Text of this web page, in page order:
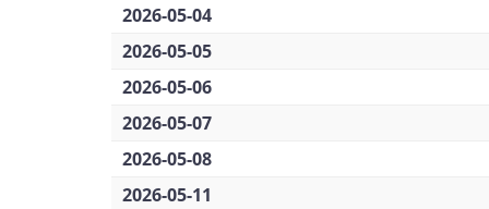
2026-05-04
2026-05-05
2026-05-06
2026-05-07
2026-05-08
2026-05-11